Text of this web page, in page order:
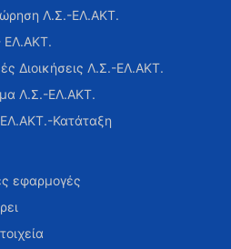
Λ.Σ.-ΕΛ.ΑΚΤ.
ΕΛ.ΑΚΤ.
Διοικήσεις Λ.Σ.-ΕΛ.ΑΚΤ.
Λ.Σ.-ΕΛ.ΑΚΤ.
Κατάταξη
εφαρμογές